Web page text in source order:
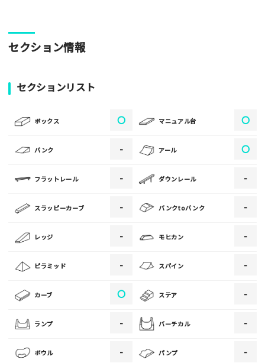
パークやスポットの写真をぜひお送りください！あなたの写真
がみんなの参考となります！
[text photo1alt placeholder "写真の解説※任意]
写真
写真
[text photo3alt placeholder "写真の解説※任意]
ご注意事項
・人物の顔が写っている場合はモザイク処理を行います。
セクション情報
セクションリスト
ボックス 〇 マニュアル台 〇
バンク - アール 〇
フラットレール - ダウンレール -
スラッピーカーブ - バンクtoバンク -
レッジ - モヒカン -
ピラミッド - スパイン -
カーブ 〇 ステア -
ランプ - バーチカル -
ボウル - パンプ -